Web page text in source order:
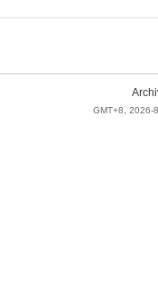
GMT+8, 2026-